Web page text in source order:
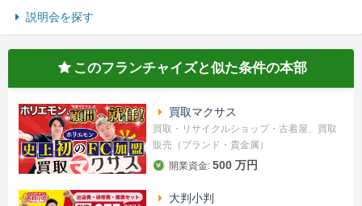
説明会を探す
このフランチャイズと似た条件の本部
買取マクサス
買取・リサイクルショップ・古着屋、買取
販売（ブランド・貴金属）
開業資金: 500 万円
大判小判